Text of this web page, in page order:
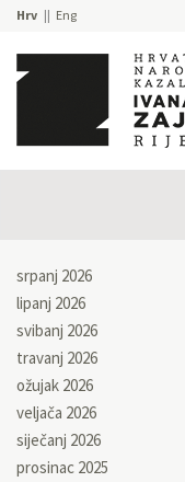
Hrv Eng
srpanj 2026
lipanj 2026
svibanj 2026
travanj 2026
ožujak 2026
veljača 2026
siječanj 2026
prosinac 2025